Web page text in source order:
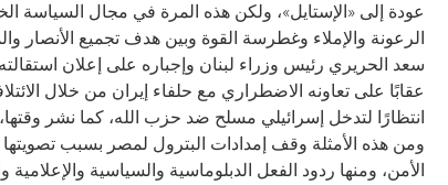
عودة إلى «الإستايل»، ولكن هذه المرة في مجال السياسة
الرعونة والإملاء وغطرسة القوة وبين هدف تجميع الأنصار
سعد الحريري رئيس وزراء لبنان وإجباره على إعلان
عقابًا على تعاونه الاضطراري مع حلفاء إيران من خلال
انتظارًا لتدخل إسرائيلي مسلح ضد حزب الله، كما نشر وقتها،
ومن هذه الأمثلة وقف إمدادات البترول لمصر بسبب
الأمن، ومنها ردود الفعل الدبلوماسية والسياسية والإعلامية